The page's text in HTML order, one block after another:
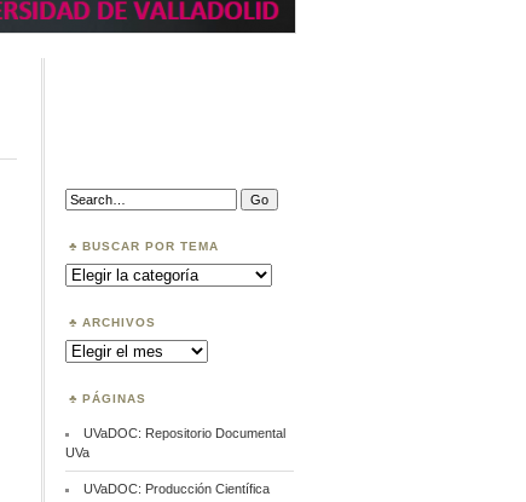
Search:
BUSCAR POR TEMA
Buscar
por
ARCHIVOS
Archivos
PÁGINAS
UVaDOC: Repositorio Documental
UVa
UVaDOC: Producción Científica